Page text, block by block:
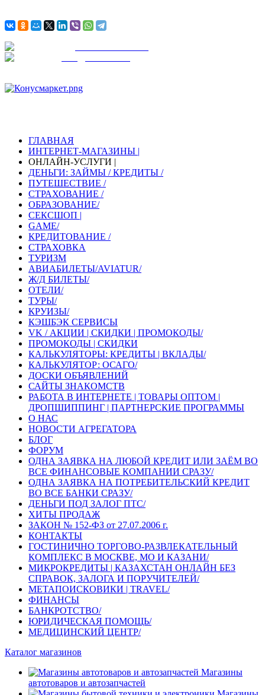
ГЛАВНАЯ
ИНТЕРНЕТ-МАГАЗИНЫ |
ОНЛАЙН-УСЛУГИ |
ДЕНЬГИ: ЗАЙМЫ / КРЕДИТЫ /
ПУТЕШЕСТВИЕ /
СТРАХОВАНИЕ /
ОБРАЗОВАНИЕ/
СЕКСШОП |
GAME/
КРЕДИТОВАНИЕ /
СТРАХОВКА
ТУРИЗМ
АВИАБИЛЕТЫ/AVIATUR/
Ж/Д БИЛЕТЫ/
ОТЕЛИ/
ТУРЫ/
КРУИЗЫ/
КЭШБЭК СЕРВИСЫ
VK / АКЦИИ | СКИДКИ | ПРОМОКОДЫ/
ПРОМОКОДЫ | СКИДКИ
КАЛЬКУЛЯТОРЫ: КРЕДИТЫ | ВКЛАДЫ/
КАЛЬКУЛЯТОР: ОСАГО/
ДОСКИ ОБЪЯВЛЕНИЙ
САЙТЫ ЗНАКОМСТВ
РАБОТА В ИНТЕРНЕТЕ | ТОВАРЫ ОПТОМ |
ДРОПШИППИНГ | ПАРТНЕРСКИЕ ПРОГРАММЫ
О НАС
НОВОСТИ АГРЕГАТОРА
БЛОГ
ФОРУМ
ОДНА ЗАЯВКА НА ЛЮБОЙ КРЕДИТ ИЛИ ЗАЁМ ВО
ВСЕ ФИНАНСОВЫЕ КОМПАНИИ СРАЗУ/
ОДНА ЗАЯВКА НА ПОТРЕБИТЕЛЬСКИЙ КРЕДИТ
ВО ВСЕ БАНКИ СРАЗУ/
ДЕНЬГИ ПОД ЗАЛОГ ПТС/
ХИТЫ ПРОДАЖ
ЗАКОН № 152-ФЗ от 27.07.2006 г.
КОНТАКТЫ
ГОСТИНИЧНО ТОРГОВО-РАЗВЛЕКАТЕЛЬНЫЙ
КОМПЛЕКС В МОСКВЕ, МО И КАЗАНИ/
МИКРОКРЕДИТЫ | КАЗАХСТАН ОНЛАЙН БЕЗ
СПРАВОК, ЗАЛОГА И ПОРУЧИТЕЛЕЙ/
МЕТАПОИСКОВИКИ | TRAVEL/
ФИНАНСЫ
БАНКРОТСТВО/
ЮРИДИЧЕСКАЯ ПОМОЩЬ/
МЕДИЦИНСКИЙ ЦЕНТР/
Каталог магазинов
Магазины
автотоваров и автозапчастей